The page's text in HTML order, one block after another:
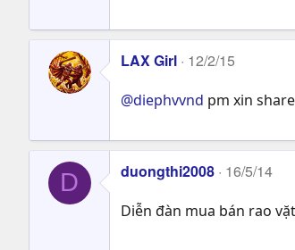
LAX Girl 12/2/15
@diephvvnd pm xin
D duongthi2008 16/5/14
Diễn đàn mua bán rao